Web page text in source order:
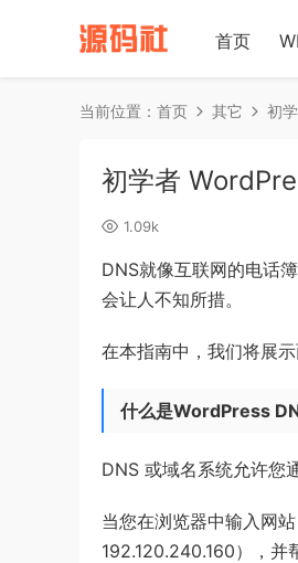
首页
当前位置： 首页 其它 初
初学者
1.09k
DNS就像互联网的电话
会让人不知所措。
在本指南中，我们将展
什么是WordPress
DNS 或域名系统允许您
当您在浏览器中输入网
192.120.240.160），并